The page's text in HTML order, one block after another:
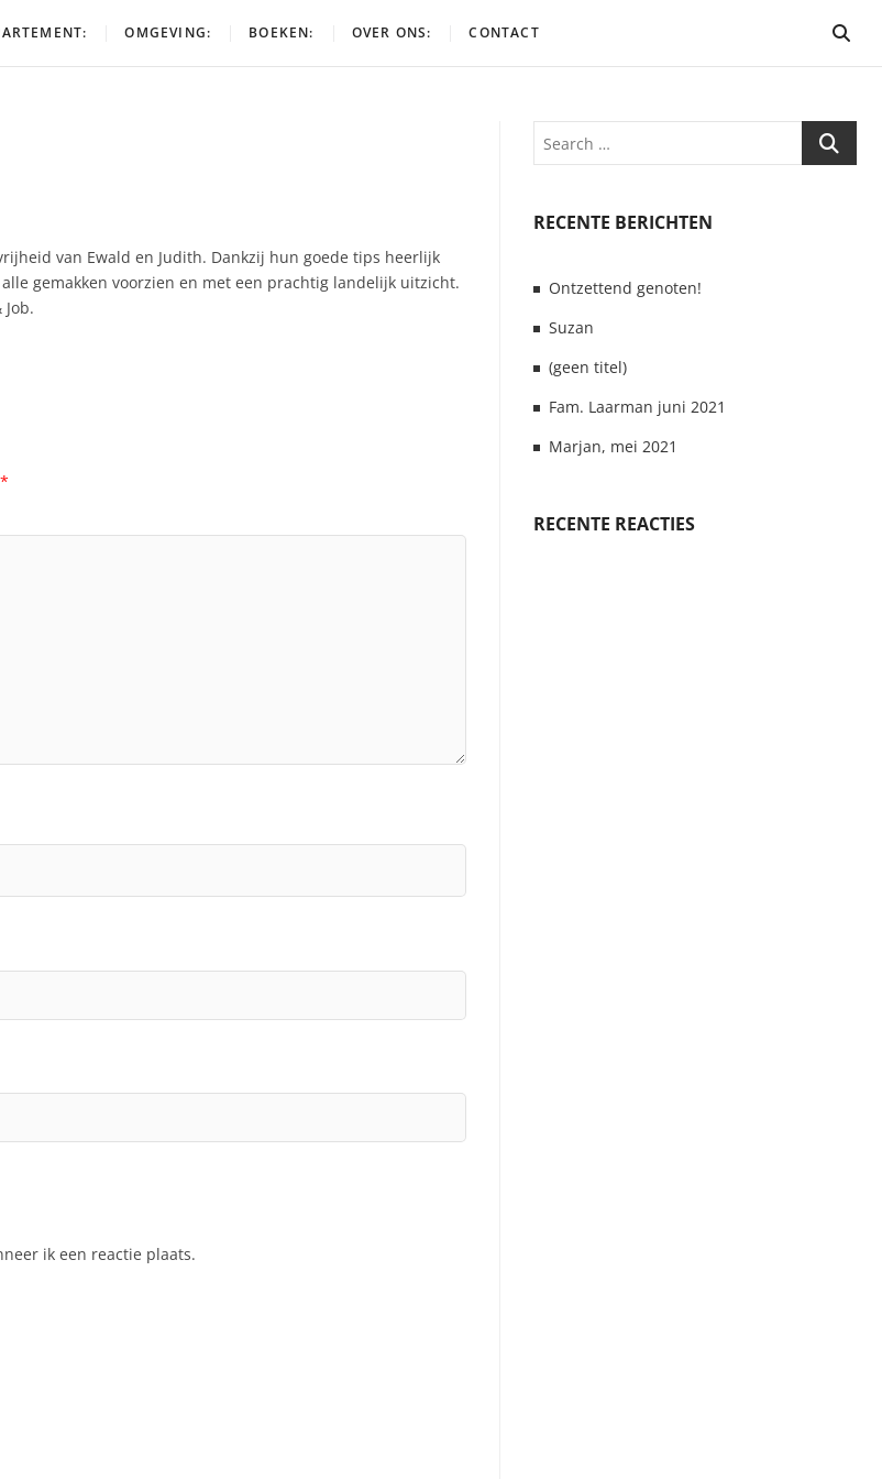
OMGEVING: BOEKEN: OVER ONS: CONTACT
van Ewald en Judith. Dankzij hun goede tips heerlijk
gemakken voorzien en met een prachtig landelijk uitzicht.
*
ik een reactie plaats.
Search
RECENTE BERICHTEN
Ontzettend genoten!
Suzan
(geen titel)
Fam. Laarman juni 2021
Marjan, mei 2021
RECENTE REACTIES